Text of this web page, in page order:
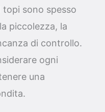
sono spesso
piccolezza, la
di controllo.
ogni
una